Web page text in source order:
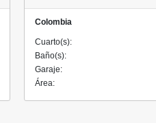
Colombia
Cuarto(s):
Baño(s):
Garaje:
Área: